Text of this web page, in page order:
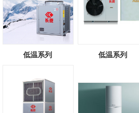
低温系列 低温系列